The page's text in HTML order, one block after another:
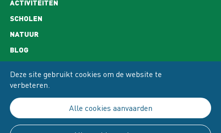
ACTIVITEITEN
SCHOLEN
NATUUR
BLOG
Deze site gebruikt cookies om de website te
verbeteren.
Alle cookies aanvaarden
OPENINGSUREN
ADRES EN BEREIKBAARHEID
PRIVACY
COOKIE POLICY